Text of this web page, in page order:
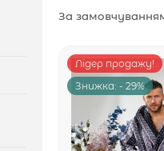
За
Лідер продажу!
Знижка: - 29%